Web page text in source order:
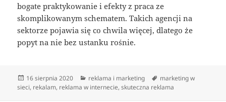
bogate praktykowanie i efekty z praca ze
skomplikowanym schematem. Takich agencji na
sektorze pojawia się co chwila więcej, dlatego że
popyt na nie bez ustanku rośnie.
Data
publikacji
16 sierpnia 2020 Kategorie
reklama i marketing Tagi
marketing w
sieci, rekalam, reklama w internecie,skuteczna reklama